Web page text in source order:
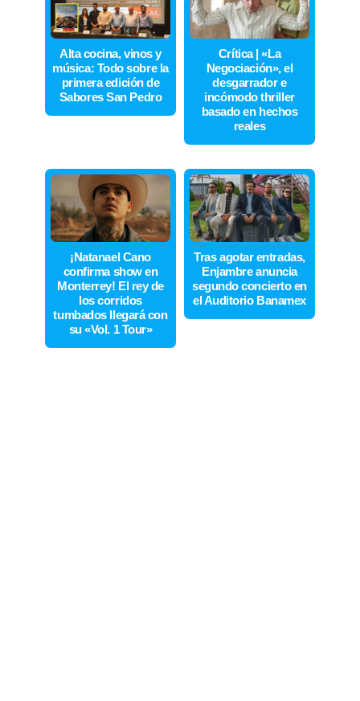
Alta cocina, vinos y
música: Todo sobre la
primera edición de
Sabores San Pedro
Crítica | «La
Negociación», el
desgarrador e
incómodo thriller
basado en hechos
reales
¡Natanael Cano
confirma show en
Monterrey! El rey de
los corridos
tumbados llegará con
su «Vol. 1 Tour»
Tras agotar entradas,
Enjambre anuncia
segundo concierto en
el Auditorio Banamex